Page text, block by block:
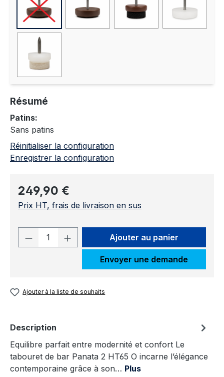
Résumé
Patins:
Sans patins
Réinitialiser la configuration
Enregistrer la configuration
Prix régulier :
249,90 €
Prix HT, frais de livraison en sus
Quantité de produit : Entrez la
Ajouter au panier
Envoyer une demande
Ajouter à la liste de souhaits
Description
Equilibre parfait entre modernité et confort Le
tabouret de bar Panata 2 HT65 O incarne l’élégance
contemporaine grâce à son… Plus